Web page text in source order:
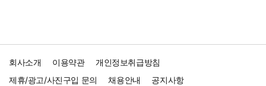
회사소개 이용약관
개인정보취급방침
제휴/광고/사진구입 문의
채용안내 공지사항